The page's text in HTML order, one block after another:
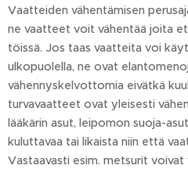
Vaatteiden vähentämisen
ne vaatteet voit vähentää joita
töissä. Jos taas vaatteita voi
ulkopuolella, ne ovat
vähennyskelvottomia eivätkä
turvavaatteet ovat yleisesti
lääkärin asut, leipomon suoja-
kuluttavaa tai likaista niin että
Vastaavasti esim. metsurit